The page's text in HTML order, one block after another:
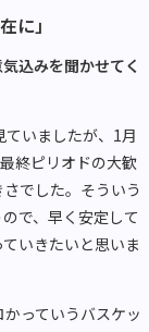
に」
込みを聞かせてく
いましたが、1月
終ピリオドの大歓
でした。そういう
で、早く安定して
いきたいと思いま
っていうバスケッ